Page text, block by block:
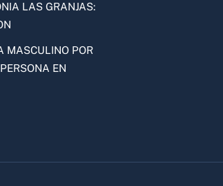
LAS GRANJAS:
MASCULINO POR
EN